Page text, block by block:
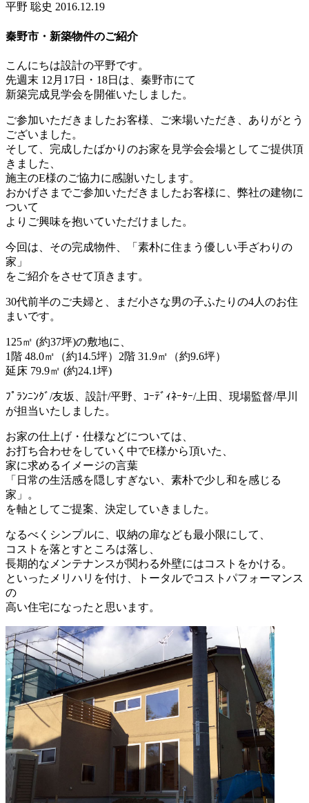
平野 聡史 2016.12.19
秦野市・新築物件のご紹介
こんにちは設計の平野です。
先週末 12月17日・18日は、秦野市にて
新築完成見学会を開催いたしました。
ご参加いただきましたお客様、ご来場いただき、ありがとう
ございました。
そして、完成したばかりのお家を見学会会場としてご提供頂
きました、
施主のE様のご協力に感謝いたします。
おかげさまでご参加いただきましたお客様に、弊社の建物に
ついて
よりご興味を抱いていただけました。
今回は、その完成物件、「素朴に住まう優しい手ざわりの
家」
をご紹介をさせて頂きます。
30代前半のご夫婦と、まだ小さな男の子ふたりの4人のお住
まいです。
125㎡ (約37坪)の敷地に、
1階 48.0㎡（約14.5坪）2階 31.9㎡（約9.6坪）
延床 79.9㎡ (約24.1坪)
ﾌﾟﾗﾝﾆﾝｸﾞ/友坂、設計/平野、ｺｰﾃﾞｨﾈｰﾀｰ/上田、現場監督/早川
が担当いたしました。
お家の仕上げ・仕様などについては、
お打ち合わせをしていく中でE様から頂いた、
家に求めるイメージの言葉
「日常の生活感を隠しすぎない、素朴で少し和を感じる
家」。
を軸としてご提案、決定していきました。
なるべくシンプルに、収納の扉なども最小限にして、
コストを落とすところは落し、
長期的なメンテナンスが関わる外壁にはコストをかける。
といったメリハリを付け、トータルでコストパフォーマンス
の
高い住宅になったと思います。